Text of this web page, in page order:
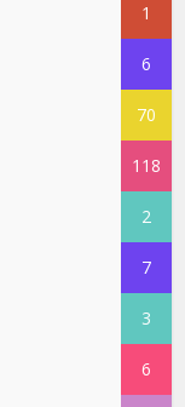
1
6
70
118
2
7
3
6